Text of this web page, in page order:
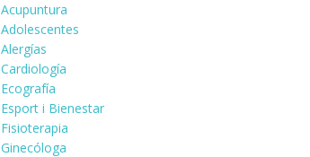
Acupuntura
Adolescentes
Alergías
Cardiología
Ecografía
Esport i Bienestar
Fisioterapia
Ginecóloga